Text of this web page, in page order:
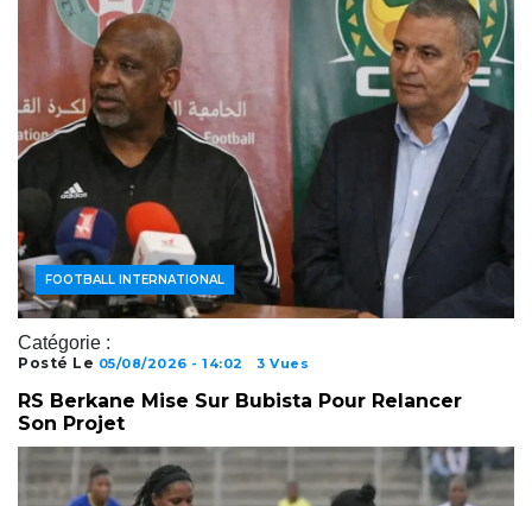
Catégorie :
FOOTBALL AFRICAIN
FOOTBALL INTERNATIONAL
Posté Le 05/08/2026 - 14:02 3 Vues
RS Berkane Mise Sur Bubista Pour Relancer
Son Projet